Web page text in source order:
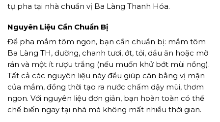
tự pha tại nhà chuẩn vị Ba Làng Thanh Hóa.
Nguyên Liệu Cần Chuẩn Bị
Để pha mắm tôm ngon, bạn cần chuẩn bị: mắm tôm
Ba Làng TH, đường, chanh tươi, ớt, tỏi, dầu ăn hoặc mỡ
rán và một ít rượu trắng (nếu muốn khử bớt mùi nồng).
Tất cả các nguyên liệu này đều giúp cân bằng vị mặn
của mắm, đồng thời tạo ra nước chấm dậy mùi, thơm
ngon. Với nguyên liệu đơn giản, bạn hoàn toàn có thể
chế biến ngay tại nhà mà không mất nhiều thời gian.